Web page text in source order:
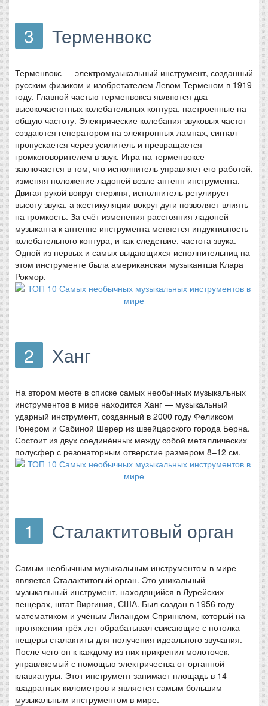
3 Терменвокс
Терменвокс — электромузыкальный инструмент, созданный
русским физиком и изобретателем Левом Терменом в 1919
году. Главной частью терменвокса являются два
высокочастотных колебательных контура, настроенные на
общую частоту. Электрические колебания звуковых частот
создаются генератором на электронных лампах, сигнал
пропускается через усилитель и превращается
громкоговорителем в звук. Игра на терменвоксе
заключается в том, что исполнитель управляет его работой,
изменяя положение ладоней возле антенн инструмента.
Двигая рукой вокруг стержня, исполнитель регулирует
высоту звука, а жестикуляции вокруг дуги позволяет влиять
на громкость. За счёт изменения расстояния ладоней
музыканта к антенне инструмента меняется индуктивность
колебательного контура, и как следствие, частота звука.
Одной из первых и самых выдающихся исполнительниц на
этом инструменте была американская музыкантша Клара
Рокмор.
2 Ханг
На втором месте в списке самых необычных музыкальных
инструментов в мире находится Ханг — музыкальный
ударный инструмент, созданный в 2000 году Феликсом
Ронером и Сабиной Шерер из швейцарского города Берна.
Состоит из двух соединённых между собой металлических
полусфер с резонаторным отверстие размером 8–12 см.
1 Сталактитовый орган
Самым необычным музыкальным инструментом в мире
является Сталактитовый орган. Это уникальный
музыкальный инструмент, находящийся в Лурейских
пещерах, штат Виргиния, США. Был создан в 1956 году
математиком и учёным Лиландом Спринклом, который на
протяжении трёх лет обрабатывал свисающие с потолка
пещеры сталактиты для получения идеального звучания.
После чего он к каждому из них прикрепил молоточек,
управляемый с помощью электричества от органной
клавиатуры. Этот инструмент занимает площадь в 14
квадратных километров и является самым большим
музыкальным инструментом в мире.